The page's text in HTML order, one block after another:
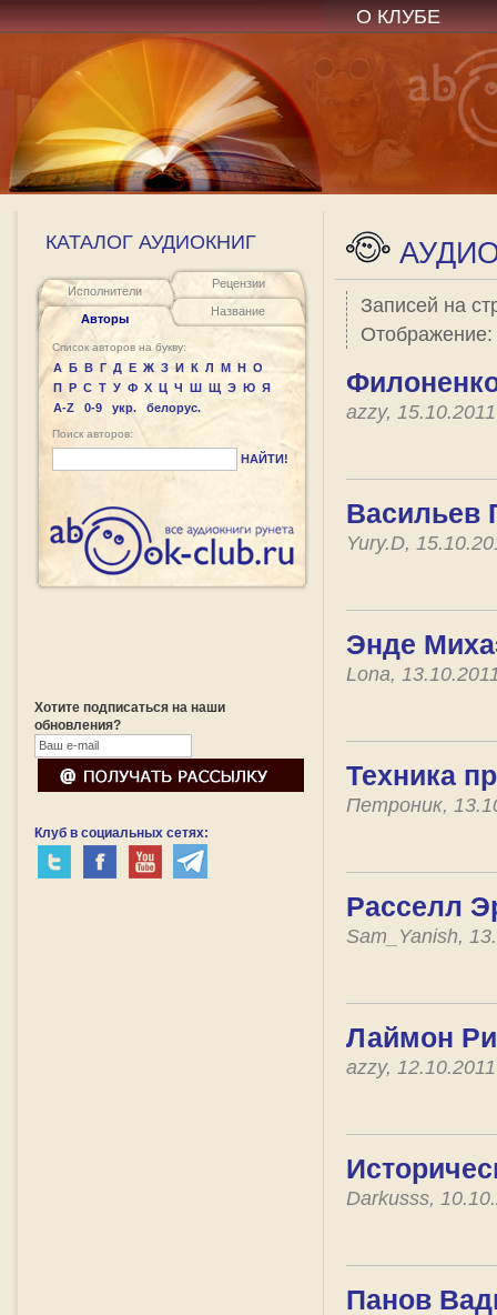
О КЛУБЕ
КАТАЛОГ АУДИОКНИГ
Исполнители
Авторы
Рецензии
Название
Список авторов на букву:
А Б В Г Д Е Ж З И К Л М Н О
П Р С Т У Ф Х Ц Ч Ш Щ Э Ю Я
A-Z
0-9 укр. белорус.
Поиск авторов:
НАЙТИ!
Хотите подписаться на наши
обновления?
Клуб в социальных сетях:
Записей на
Отображение:
azzy,
Васильев
Yury.D,
Энде
Lona,
Техника
Петроник,
Расселл
Sam_Yanish,
Лаймон
azzy,
Darkusss,
Панов